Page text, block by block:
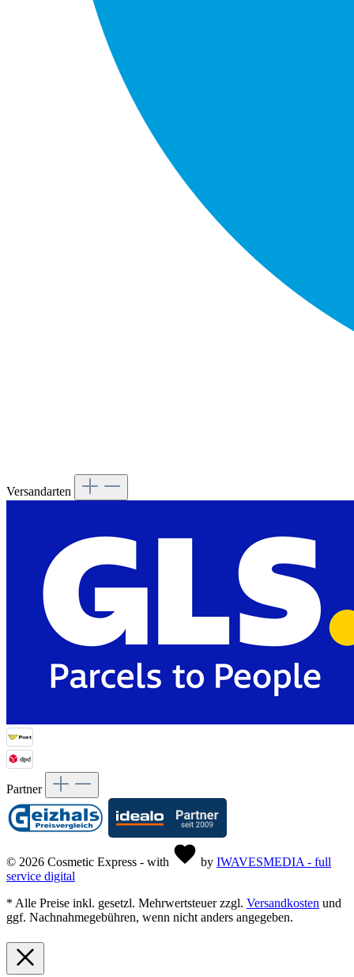
Versandarten
Partner
© 2026 Cosmetic Express - with by IWAVESMEDIA - full
service digital
* Alle Preise inkl. gesetzl. Mehrwertsteuer zzgl. Versandkosten und
ggf. Nachnahmegebühren, wenn nicht anders angegeben.